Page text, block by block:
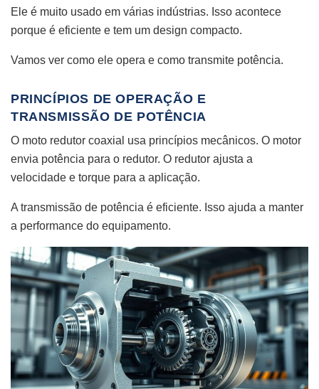
Ele é muito usado em várias indústrias. Isso acontece
porque é eficiente e tem um design compacto.
Vamos ver como ele opera e como transmite potência.
PRINCÍPIOS DE OPERAÇÃO E
TRANSMISSÃO DE POTÊNCIA
O moto redutor coaxial usa princípios mecânicos. O motor
envia potência para o redutor. O redutor ajusta a
velocidade e torque para a aplicação.
A transmissão de potência é eficiente. Isso ajuda a manter
a performance do equipamento.